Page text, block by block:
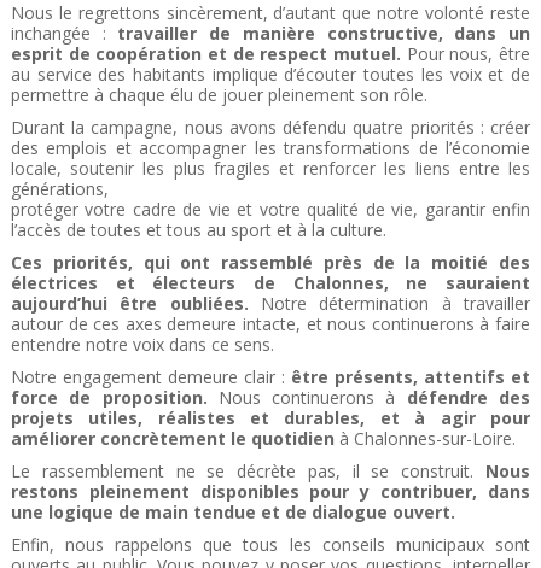
Nous le regrettons sincèrement, d’autant que notre volonté reste
inchangée : travailler de manière constructive, dans un
esprit de coopération et de respect mutuel. Pour nous, être
au service des habitants implique d’écouter toutes les voix et de
permettre à chaque élu de jouer pleinement son rôle.
Durant la campagne, nous avons défendu quatre priorités : créer
des emplois et accompagner les transformations de l’économie
locale, soutenir les plus fragiles et renforcer les liens entre les
générations,
protéger votre cadre de vie et votre qualité de vie, garantir enfin
l’accès de toutes et tous au sport et à la culture.
Ces priorités, qui ont rassemblé près de la moitié des
électrices et électeurs de Chalonnes, ne sauraient
aujourd’hui être oubliées. Notre détermination à travailler
autour de ces axes demeure intacte, et nous continuerons à faire
entendre notre voix dans ce sens.
Notre engagement demeure clair : être présents, attentifs et
force de proposition. Nous continuerons à défendre des
projets utiles, réalistes et durables, et à agir pour
améliorer concrètement le quotidien à Chalonnes-sur-Loire.
Le rassemblement ne se décrète pas, il se construit. Nous
restons pleinement disponibles pour y contribuer, dans
une logique de main tendue et de dialogue ouvert.
Enfin, nous rappelons que tous les conseils municipaux sont